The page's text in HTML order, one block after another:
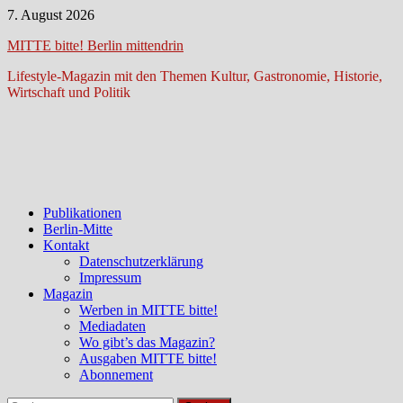
Zum
springen
7. August 2026
MITTE bitte! Berlin mittendrin
Lifestyle-Magazin mit den Themen Kultur, Gastronomie, Historie,
Wirtschaft und Politik
Publikationen
Berlin-Mitte
Kontakt
Datenschutzerklärung
Impressum
Magazin
Werben in MITTE bitte!
Mediadaten
Wo gibt’s das Magazin?
Ausgaben MITTE bitte!
Abonnement